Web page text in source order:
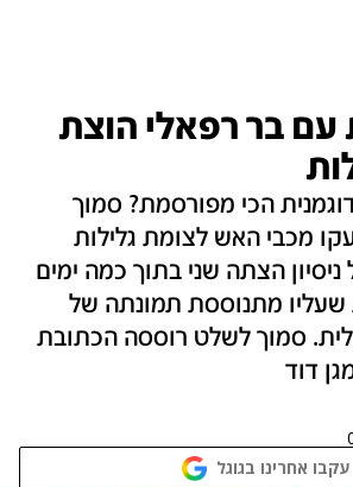
עם בר רפאלי הוצת
הכי מפורסמת? סמוך
03:00 הוזעקו מכבי האש לצומת גלילות
הצתה שני בתוך כמה ימים
מתנוססת תמונתה של
סמוך לשלט רוססה הכתובת
דוד
עקבו אחרינו בגוגל